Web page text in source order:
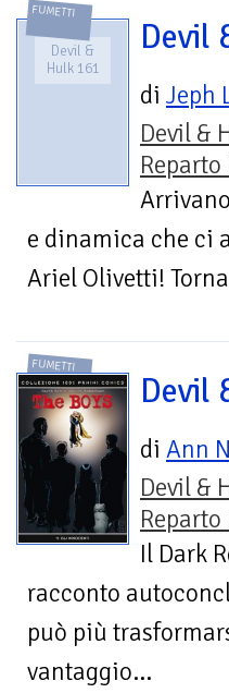
FUMETTI
Devil &
Hulk 161
Devil
di Jeph
Devil &
e dinamica che ci
Ariel Olivetti!
FUMETTI
Devil
di Ann
Devil &
Il Dark
racconto
può più
vantaggio...